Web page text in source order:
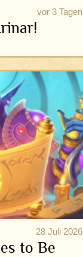
vor 3 Tagen
to Be
28 Juli 2026